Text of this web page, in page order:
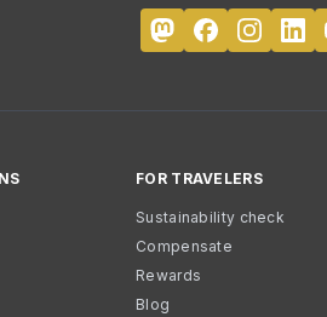
FOR TRAVELERS
Sustainability check
Compensate
Rewards
Blog